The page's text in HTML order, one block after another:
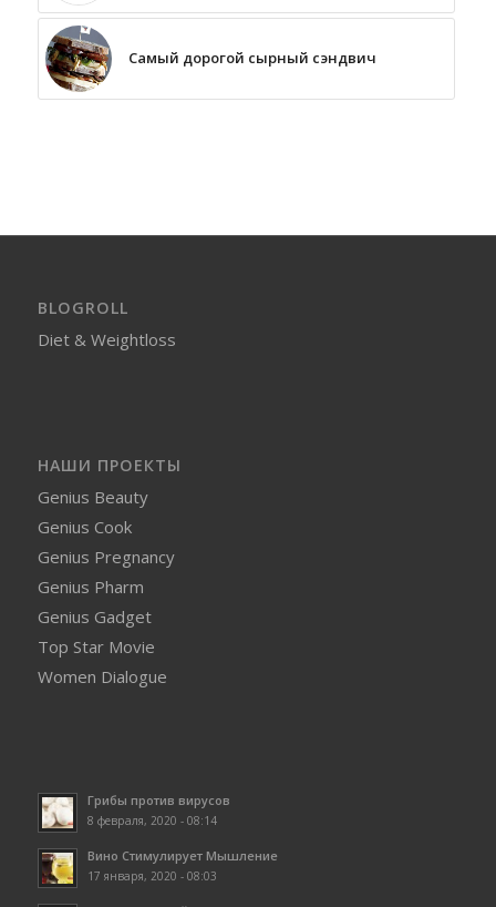
Самый дорогой сырный сэндвич
BLOGROLL
Diet & Weightloss
НАШИ ПРОЕКТЫ
Genius Beauty
Genius Cook
Genius Pregnancy
Genius Pharm
Genius Gadget
Top Star Movie
Women Dialogue
Грибы против вирусов
8 февраля, 2020 - 08:14
Вино Стимулирует Мышление
17 января, 2020 - 08:03